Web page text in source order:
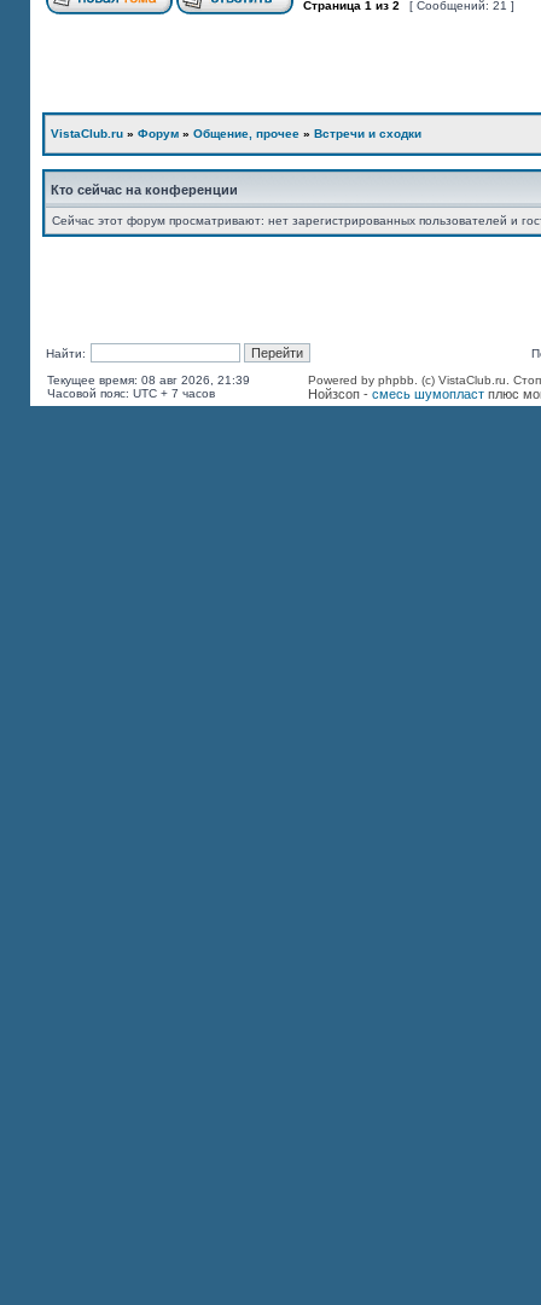
Страница 1 из 2 [ Сообщений: 21 ]
VistaClub.ru » Форум » Общение, прочее » Встречи и сходки
Кто сейчас на конференции
Сейчас этот форум просматривают: нет зарегистрированных пользователей и
Найти:
Текущее время: 08 авг 2026, 21:39
Часовой пояс: UTC + 7 часов
Powered by phpbb. (c) VistaClub.ru.
Нойзсоп - смесь шумопласт плюс